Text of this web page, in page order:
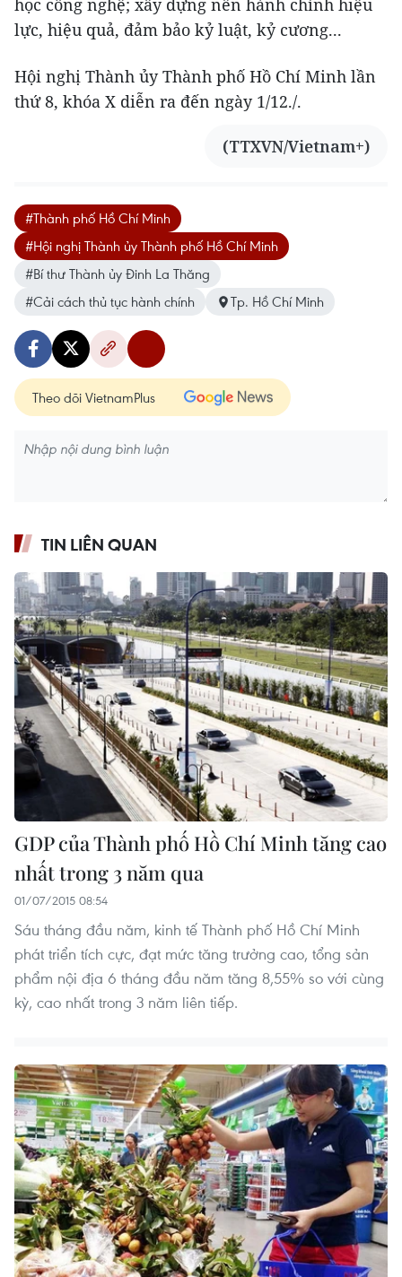
học công nghệ; xây dựng nền hành chính hiệu
lực, hiệu quả, đảm bảo kỷ luật, kỷ cương...
Hội nghị Thành ủy Thành phố Hồ Chí Minh lần
thứ 8, khóa X diễn ra đến ngày 1/12./.
(TTXVN/Vietnam+)
#Thành phố Hồ Chí Minh
#Hội nghị Thành ủy Thành phố Hồ Chí Minh
#Bí thư Thành ủy Đinh La Thăng
#Cải cách thủ tục hành chính
Tp. Hồ Chí Minh
Theo dõi VietnamPlus
TIN LIÊN QUAN
GDP của Thành phố Hồ Chí Minh tăng cao
nhất trong 3 năm qua
01/07/2015 08:54
Sáu tháng đầu năm, kinh tế Thành phố Hồ Chí Minh
phát triển tích cực, đạt mức tăng trưởng cao, tổng sản
phẩm nội địa 6 tháng đầu năm tăng 8,55% so với cùng
kỳ, cao nhất trong 3 năm liên tiếp.